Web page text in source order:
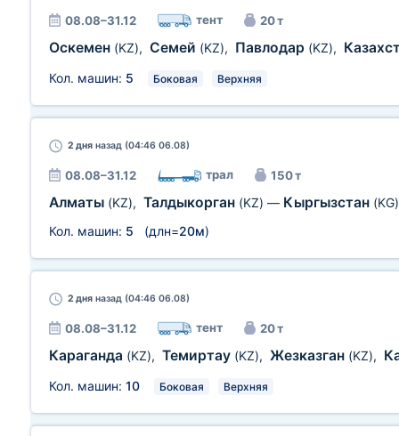
08.08–31.12 тент 20 т
Оскемен (KZ), Семей (KZ), Павлодар (KZ),
Кол. машин: 5 Боковая Верхняя
2 дня назад (04:46 06.08)
08.08–31.12 трал 150 т
Алматы (KZ), Талдыкорган (KZ) — Кыргызстан (KG)
Кол. машин: 5 (длн=20м)
2 дня назад (04:46 06.08)
08.08–31.12 тент 20 т
Караганда (KZ), Темиртау (KZ), Жезказган (KZ),
Кол. машин: 10 Боковая Верхняя